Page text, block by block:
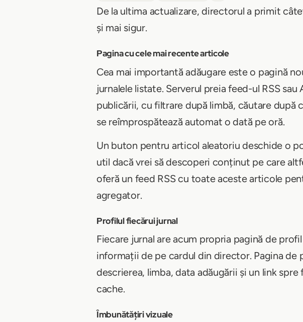
De la ultima actualizare, directorul a primit
și mai sigur.
Pagina cu cele mai recente articole
Cea mai importantă adăugare este o pagină
jurnalele listate. Serverul preia feed-ul RSS
publicării, cu filtrare după limbă, căutare după
se reîmprospătează automat o dată pe oră.
Un buton pentru articol aleatoriu deschide o
util dacă vrei să descoperi conținut pe care
oferă un feed RSS cu toate aceste articole
agregator.
Profilul fiecărui jurnal
Fiecare jurnal are acum propria pagină de profil
informații de pe cardul din director. Pagina de
descrierea, limba, data adăugării și un link
cache.
Îmbunătățiri vizuale